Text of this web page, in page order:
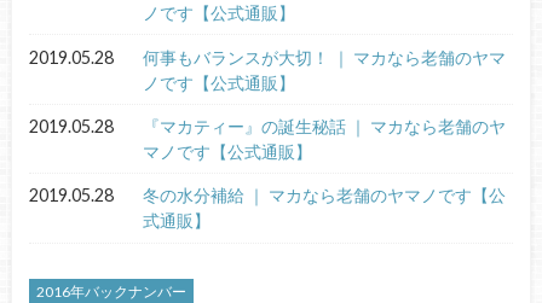
ノです【公式通販】
2019.05.28
何事もバランスが大切！ ｜ マカなら老舗のヤマ
ノです【公式通販】
2019.05.28
『マカティー』の誕生秘話 ｜ マカなら老舗のヤ
マノです【公式通販】
2019.05.28
冬の水分補給 ｜ マカなら老舗のヤマノです【公
式通販】
2016年バックナンバー